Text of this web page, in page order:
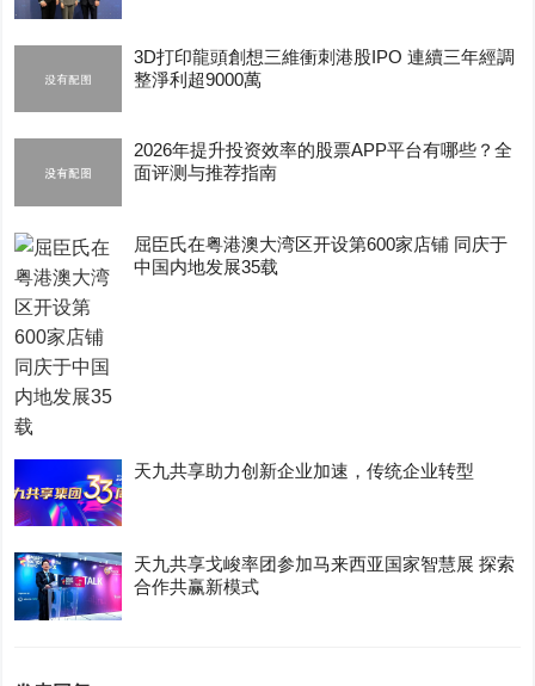
3D打印龍頭創想三維衝刺港股IPO 連續三年經調
整淨利超9000萬
2026年提升投资效率的股票APP平台有哪些？全
面评测与推荐指南
屈臣氏在粤港澳大湾区开设第600家店铺 同庆于
中国内地发展35载
天九共享助力创新企业加速，传统企业转型
天九共享戈峻率团参加马来西亚国家智慧展 探索
合作共赢新模式